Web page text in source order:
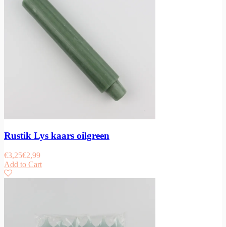
Rustik Lys kaars oilgreen
€3,25€2,99
Add to Cart